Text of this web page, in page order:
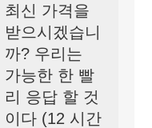
최신 가격을
받으시겠습니
까? 우리는
가능한 한 빨
리 응답 할 것
이다 (12 시간